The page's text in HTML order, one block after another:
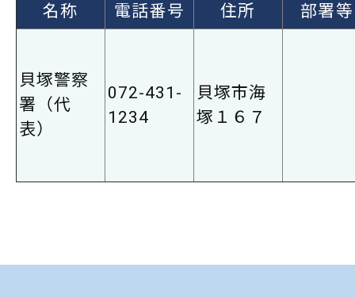
名称 電話番号 住所 部署等
貝塚警察
署（代
表）
072-431-
1234
貝塚市海
塚１６７